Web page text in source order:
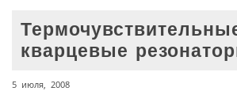
кварцевые
5 июля, 2008